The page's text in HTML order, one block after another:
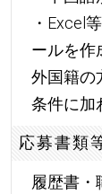
・Excel
ールを作
外国籍の
条件に加
応募書類
履歴書・